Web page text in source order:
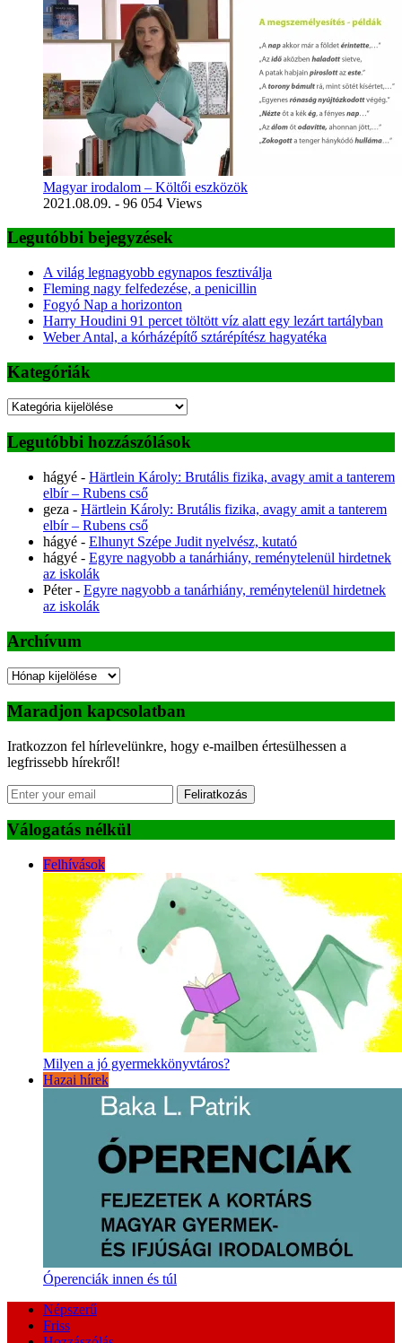
Magyar irodalom – Költői eszközök
2021.08.09. - 96 054 Views
Legutóbbi bejegyzések
A világ legnagyobb egynapos fesztiválja
Fleming nagy felfedezése, a penicillin
Fogyó Nap a horizonton
Harry Houdini 91 percet töltött víz alatt egy lezárt tartályban
Weber Antal, a kórházépítő sztárépítész hagyatéka
Kategóriák
Kategóriák
Legutóbbi hozzászólások
hágyé - Härtlein Károly: Brutális fizika, avagy amit a tanterem
elbír – Rubens cső
geza - Härtlein Károly: Brutális fizika, avagy amit a tanterem
elbír – Rubens cső
hágyé - Elhunyt Szépe Judit nyelvész, kutató
hágyé - Egyre nagyobb a tanárhiány, reménytelenül hirdetnek
az iskolák
Péter- Egyre nagyobb a tanárhiány, reménytelenül hirdetnek
az iskolák
Archívum
Archívum
Maradjon kapcsolatban
Iratkozzon fel hírlevelünkre, hogy e-mailben értesülhessen a
legfrissebb hírekről!
Feliratkozás
Válogatás nélkül
Felhívások
Milyen a jó gyermekkönyvtáros?
Hazai hírek
Óperenciák innen és túl
Népszerű
Friss